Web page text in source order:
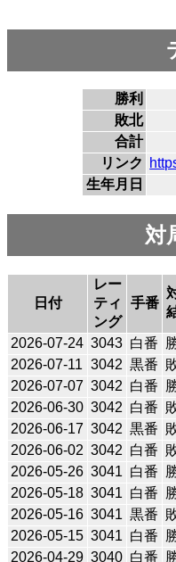
勝利
敗北
合計
リンク
生年月日
対
日付
レー
ティ
ング
手番
2026-07-24 3043 白番
2026-07-11 3042 黒番
2026-07-07 3042 白番
2026-06-30 3042 白番
2026-06-17 3042 黒番
2026-06-02 3042 白番
2026-05-26 3041 白番
2026-05-18 3041 白番
2026-05-16 3041 黒番
2026-05-15 3041 白番
2026-04-29 3040 白番